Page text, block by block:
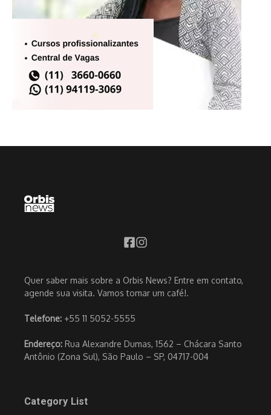
Quer saber mais sobre a Orbis News? Entre em contato,
agende sua visita. Vamos tomar um café!.
Telefone: +55 11 5052-5555
Endereço: Rua Alexandre Dumas, 1562 – Chácara Santo
Antônio (Zona Sul), São Paulo – SP, 04717-004
Category List